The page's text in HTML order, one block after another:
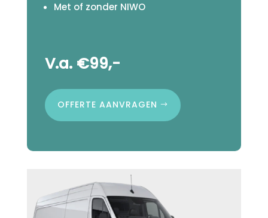
Met of zonder NIWO
V.a. €99,-
OFFERTE AANVRAGEN